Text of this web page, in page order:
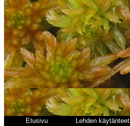
Etusivu Lehden käytänteet